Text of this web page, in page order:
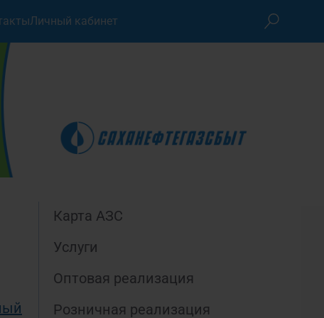
Личный кабинет
Карта АЗС
Услуги
Оптовая реализация
Розничная реализация